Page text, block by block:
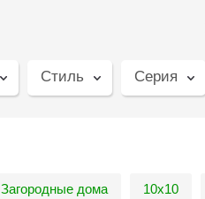
Стиль Серия
Загородные дома 10х10